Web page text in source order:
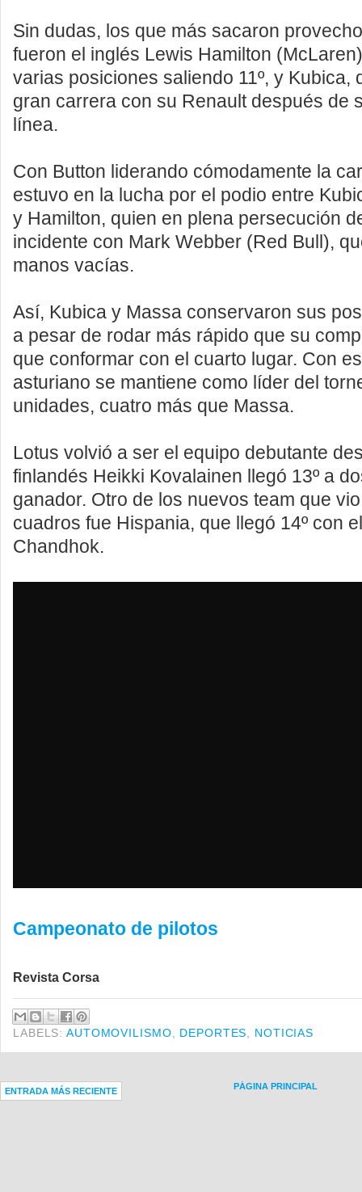
Sin dudas, los que más sacaron
fueron el inglés Lewis Hamilton
varias posiciones saliendo 11º, y Kubica,
gran carrera con su Renault después de
línea.
Con Button liderando cómodamente la
estuvo en la lucha por el podio entre
y Hamilton, quien en plena persecución
incidente con Mark Webber (Red Bull),
manos vacías.
Así, Kubica y Massa conservaron sus
a pesar de rodar más rápido que su
que conformar con el cuarto lugar. Con
asturiano se mantiene como líder del
unidades, cuatro más que Massa.
Lotus volvió a ser el equipo debutante
finlandés Heikki Kovalainen llegó 13º a
ganador. Otro de los nuevos team que
cuadros fue Hispania, que llegó 14º con
Chandhok.
Campeonato de pilotos
Revista Corsa
LABELS:AUTOMOVILISMO DEPORTES NOTICIAS
ENTRADA MÁS RECIENTE PÁGINA PRINCIPAL